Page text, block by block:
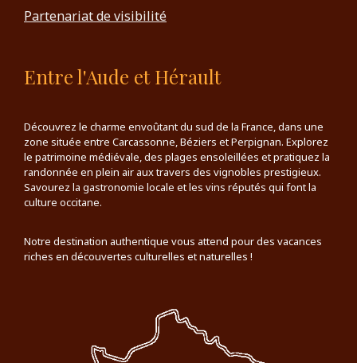
Partenariat de visibilité
Entre l'Aude et Hérault
Découvrez le charme envoûtant du sud de la France, dans une
zone située entre Carcassonne, Béziers et Perpignan. Explorez
le patrimoine médiévale, des plages ensoleillées et pratiquez la
randonnée en plein air aux travers des vignobles prestigieux.
Savourez la gastronomie locale et les vins réputés qui font la
culture occitane.
Notre destination authentique vous attend pour des vacances
riches en découvertes culturelles et naturelles !